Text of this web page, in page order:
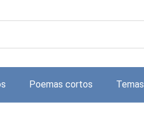
Poemas cortos Temas